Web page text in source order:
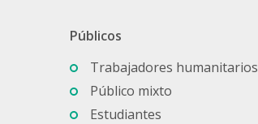
Públicos
Trabajadores humanitarios
Público mixto
Estudiantes